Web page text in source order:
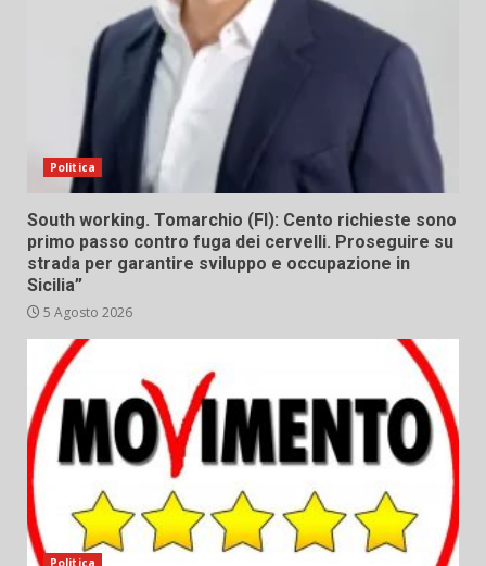
Politica
South working. Tomarchio (FI): Cento richieste sono
primo passo contro fuga dei cervelli. Proseguire su
strada per garantire sviluppo e occupazione in
Sicilia”
5 Agosto 2026